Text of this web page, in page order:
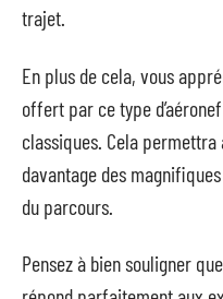
trajet.
En plus de cela, vous
offert par ce type
classiques. Cela
davantage des
du parcours.
Pensez à bien souligner